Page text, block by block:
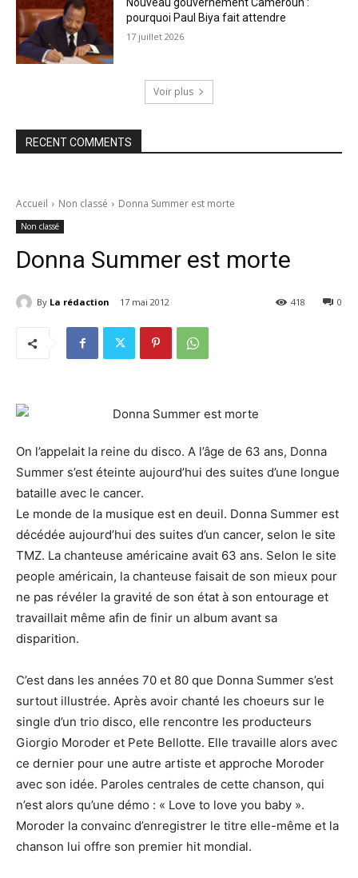
pourquoi Paul Biya fait attendre
17 juillet 2026
Voir plus
RECENT COMMENTS